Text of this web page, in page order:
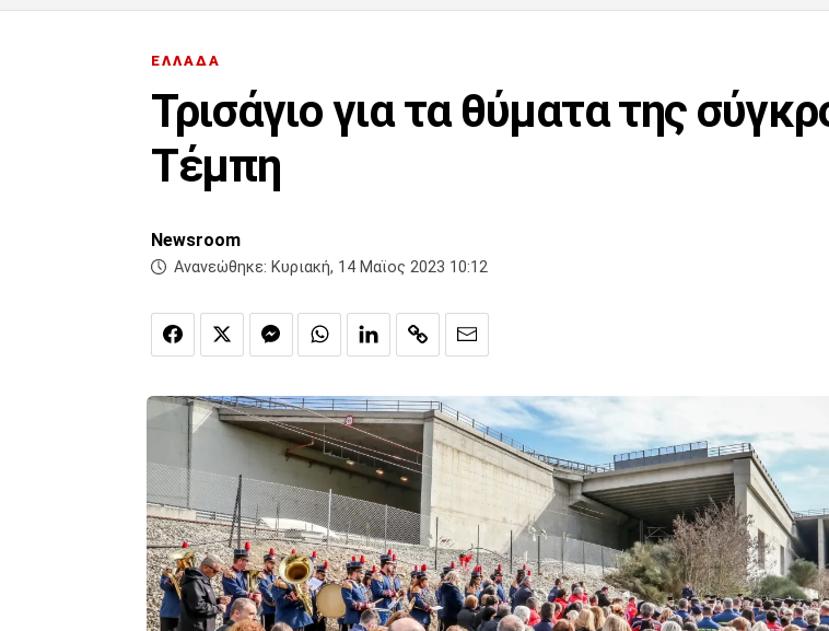
ΕΛΛΑΔΑ
Τρισάγιο για τα θύματα της
Τέμπη
Newsroom
Ανανεώθηκε: Κυριακή, 14 Μαϊος 2023 10:12